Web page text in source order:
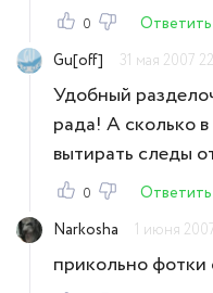
0
Ответить
Gu[off]
31 мая 2007
Удобный
рада! А сколько
вытирать следы
0
Ответить
Narkosha
1 июня
прикольно